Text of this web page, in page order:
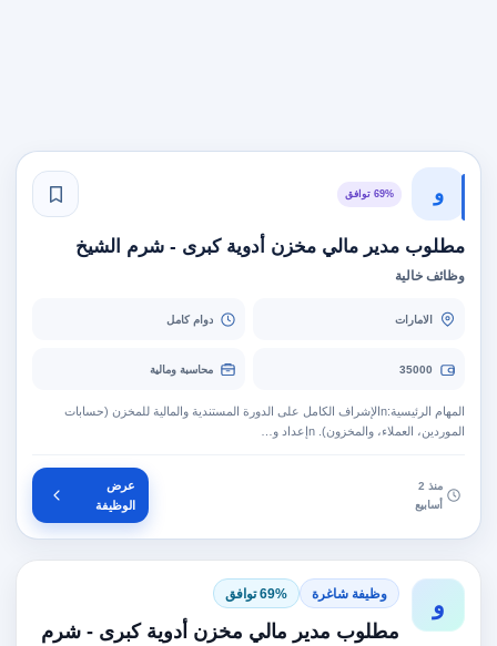
و 69% توافق
مطلوب مدير مالي مخزن أدوية كبرى - شرم الشيخ
وظائف خالية
الامارات دوام كامل
35000 محاسبة ومالية
المهام الرئيسية:nالإشراف الكامل على الدورة المستندية والمالية للمخزن (حسابات
الموردين، العملاء، والمخزون). nإعداد و…
منذ 2
أسابيع
عرض
الوظيفة
و وظيفة شاغرة 69% توافق
مطلوب مدير مالي مخزن أدوية كبرى - شرم